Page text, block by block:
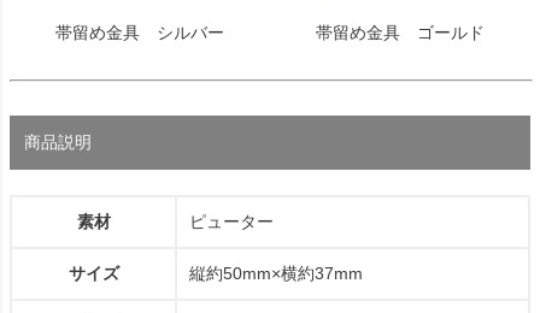
帯留め金具 シルバー 帯留め金具 ゴールド
商品説明
素材 ピューター
サイズ 縦約50mm×横約37mm